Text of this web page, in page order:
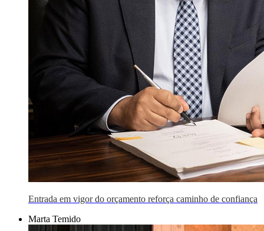
Entrada em vigor do orçamento reforça caminho de confiança
Marta Temido